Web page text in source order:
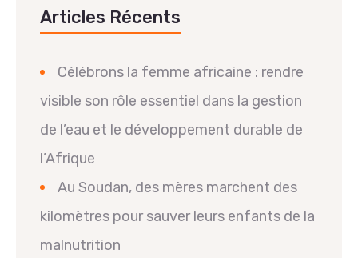
Articles Récents
Célébrons la femme africaine : rendre
visible son rôle essentiel dans la gestion
de l’eau et le développement durable de
l’Afrique
Au Soudan, des mères marchent des
kilomètres pour sauver leurs enfants de la
malnutrition